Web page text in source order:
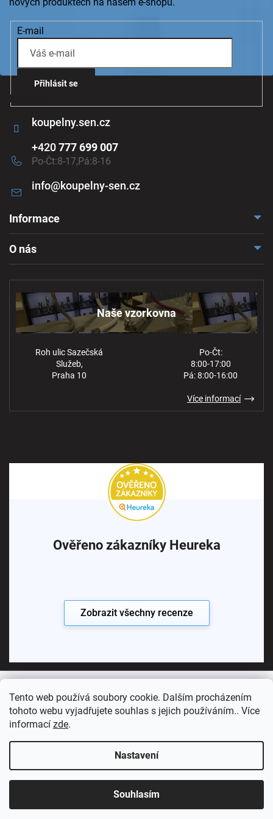
Tento web používá soubory cookie. Dalším procházením
tohoto webu vyjadřujete souhlas s jejich používáním.. Více
informací zde.
Nastavení
Souhlasím
Kontakt
info@koupelny-sen.cz
+420777 699 007
Po-Čt:8-17,Pá:8-16
koupelny.sen.cz
Informace
Ochrana osobních údajů
O nás
Naše vzorkovna
Roh ulic Sazečská
Služeb,
Praha 10
Po-Čt:
8:00-17:00
Pá: 8:00-16:00
Více informací
E-mail
Přihlásit se
Ověřeno zákazníky Heureka
Zobrazit všechny recenze
Copyright 2026Koupelny SEN. Všechna práva vyhrazena.
Sledujte nás: